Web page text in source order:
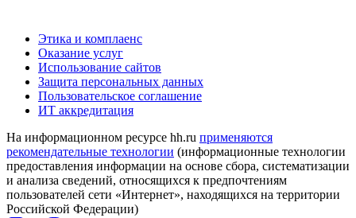
Этика и комплаенс
Оказание услуг
Использование сайтов
Защита персональных данных
Пользовательское соглашение
ИТ аккредитация
На информационном ресурсе hh.ru применяются
рекомендательные технологии (информационные технологии
предоставления информации на основе сбора, систематизации
и анализа сведений, относящихся к предпочтениям
пользователей сети «Интернет», находящихся на территории
Российской Федерации)